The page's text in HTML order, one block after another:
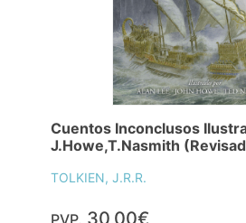
Cuentos Inconclusos
J.Howe,T.Nasmith
TOLKIEN, J.R.R.
PVP. 30,00€